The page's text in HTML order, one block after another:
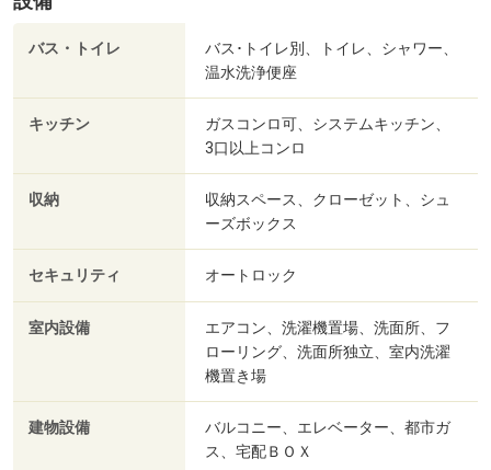
バス・トイレ
バス･トイレ別、トイレ、シャワー、
温水洗浄便座
キッチン
ガスコンロ可、システムキッチン、
3口以上コンロ
収納
収納スペース、クローゼット、シュ
ーズボックス
セキュリティ オートロック
室内設備
エアコン、洗濯機置場、洗面所、フ
ローリング、洗面所独立、室内洗濯
機置き場
建物設備
バルコニー、エレベーター、都市ガ
ス、宅配ＢＯＸ